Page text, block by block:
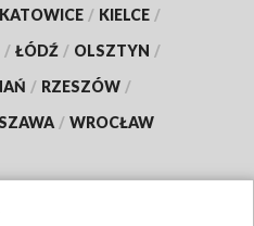
KATOWICE / KIELCE /
/ ŁÓDŹ / OLSZTYN /
/ RZESZÓW /
/ WROCŁAW